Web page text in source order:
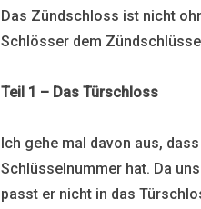
Das Zündschloss ist nicht
Schlösser dem
Teil 1 – Das Türschloss
Ich gehe mal davon aus,
Schlüsselnummer hat. Da
passt er nicht in das